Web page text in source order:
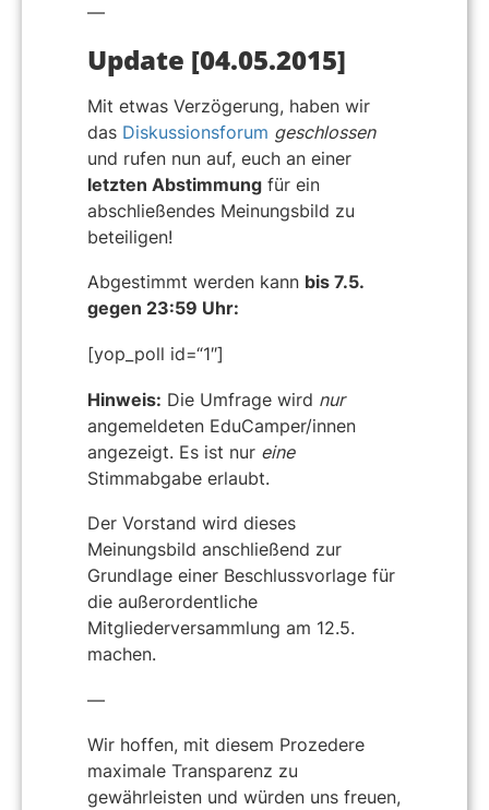
—
Update [04.05.2015]
Mit etwas Verzögerung, haben wir
das Diskussionsforum geschlossen
und rufen nun auf, euch an einer
letzten Abstimmung für ein
abschließendes Meinungsbild zu
beteiligen!
Abgestimmt werden kann bis 7.5.
gegen 23:59 Uhr:
[yop_poll id=“1″]
Hinweis: Die Umfrage wird nur
angemeldeten EduCamper/innen
angezeigt. Es ist nur eine
Stimmabgabe erlaubt.
Der Vorstand wird dieses
Meinungsbild anschließend zur
Grundlage einer Beschlussvorlage für
die außerordentliche
Mitgliederversammlung am 12.5.
machen.
—
Wir hoffen, mit diesem Prozedere
maximale Transparenz zu
gewährleisten und würden uns freuen,